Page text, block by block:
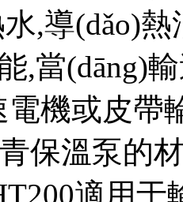
,導(dǎo)
,當(dāng)
電機或皮帶
保溫泵的
適用于